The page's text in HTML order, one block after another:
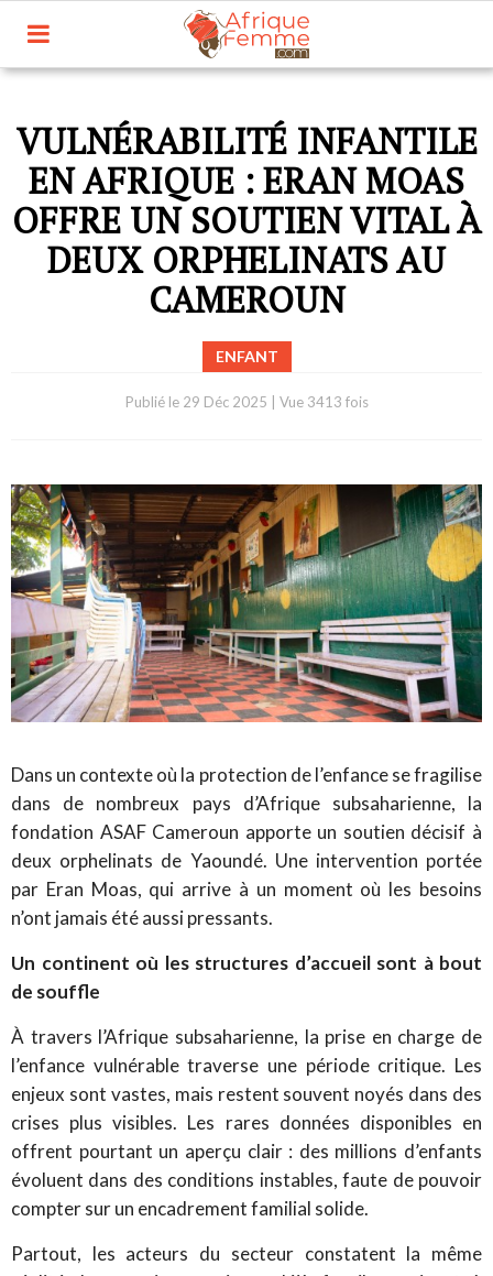
VULNÉRABILITÉ INFANTILE
EN AFRIQUE : ERAN MOAS
OFFRE UN SOUTIEN VITAL À
DEUX ORPHELINATS AU
CAMEROUN
ENFANT
Publié le 29 Déc 2025 Vue 3413 fois
Dans un contexte où la protection de l’enfance se fragilise
dans de nombreux pays d’Afrique subsaharienne, la
fondation ASAF Cameroun apporte un soutien décisif à
deux orphelinats de Yaoundé. Une intervention portée
par Eran Moas, qui arrive à un moment où les besoins
n’ont jamais été aussi pressants.
Un continent où les structures d’accueil sont à bout
de souffle
À travers l’Afrique subsaharienne, la prise en charge de
l’enfance vulnérable traverse une période critique. Les
enjeux sont vastes, mais restent souvent noyés dans des
crises plus visibles. Les rares données disponibles en
offrent pourtant un aperçu clair : des millions d’enfants
évoluent dans des conditions instables, faute de pouvoir
compter sur un encadrement familial solide.
Partout, les acteurs du secteur constatent la même